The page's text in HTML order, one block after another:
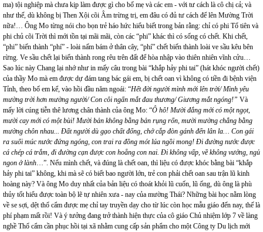
ma) tội nghiệp mà chưa kịp làm được gì cho bố mẹ và các em - với tư cách là cô chị cả; và
như thế, dù không bị Then Xội cõi Âm trừng trị, em đâu có đủ tư cách để lên Mường Trời
nữa!… Ông Mo từng nói cho bọn trẻ háo hức hiểu biết trong bản rằng: chỉ có phi Tổ tiên và
phi chủ cõi Trời thì mới tồn tại mãi mãi, còn các “phi” khác thì có sống có chết. Khi chết,
“phi” biến thành “phí” - loài nấm bám ở thân cây, “phí” chết biến thành loài ve sầu kêu bên
rừng. Ve sầu chết lại biến thành rong rêu trên đất để hòa nhập vào thiên nhiên vĩnh cửu…
Sao lúc này Chang lại nhớ như in mấy câu trong bài “khắp hảy phi tai” (hát khóc người chết)
của thầy Mo mà em được dự đám tang bác gái em, bị chết oan vì không có tiền đi bệnh viện
Tỉnh, theo bố em kể, vào hồi đầu năm ngoái: “Hết đời người mình mới lên trời/ Mình yêu
mường trời hơn mường người/ Con côi ngấn mắt đau thương/ Giương mắt ngóng!” Và
mấy lời cúng tiễn thê lương chân thành của ông Mo: “Ô hô! Mười đắng mới có một ngọt,
mười cay mới có một bùi! Mười bản không bằng bản rụng rốn, mười mường chẳng bằng
mường chôn nhau... Đất người dù gạo chất đống, chớ cắp đòn gánh đến lân la… Con gái
ra suối múc nước đứng ngóng, con trai ra đồng mót lúa ngồi mong! Đi đường nước được
cá chép cá trắm, đi đường cạn được con hoẵng con nai. Đi không vấp, về không vướng, ngủ
ngon ở lành…”. Nếu mình chết, và đúng là chết oan, thì liệu có được khóc bằng bài “khắp
hảy phi tai” không, khi mà sẽ có biết bao người lớn, trẻ con phải chết oan sau trận lũ kinh
hoàng này? Và ông Mo duy nhất của bản liệu có thoát khỏi lũ cuốn, lũ ống, dù ông là phù
thủy tốt hiểu được toàn bộ lẽ tự nhiên xưa - nay của mường Thái? Những bài học nằm lòng
về se sợi, dệt thổ cẩm được mẹ chỉ tay truyền dạy cho từ lúc còn học mẫu giáo đến nay, thế là
phí phạm mất rồi! Và ý tưởng đang trở thành hiện thực của cô giáo Chủ nhiệm lớp 7 về làng
nghề Thổ cẩm cần phục hồi tại xã nhằm cung cấp sản phẩm cho một Công ty Du lịch mới